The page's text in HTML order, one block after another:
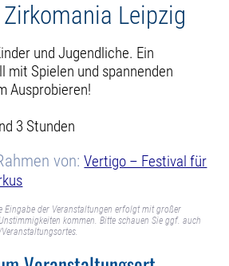
Leipzig
und Jugendliche. Ein
mit Spielen und spannenden
Ausprobieren!
3 Stunden
von:Vertigo – Festival für
Eingabe der Veranstaltungen erfolgt mit großer
kommen. Bitte schauen Sie ggf. auch